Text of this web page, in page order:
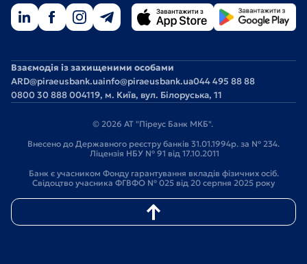
Взаємодія із захищеними особами
ARD@piraeusbank.uainfo@piraeusbank.ua044 495 88 88
0800 30 888 004119, м. Київ, вул. Білоруська, 11
© 2026 АТ "Піреус Банк МКБ".
Внесено до Державного реєстру банків 31.01.1994р. за № 234.
Ліцензія НБУ № 91 від 17.10.2011
Банк є учасником Фонду гарантування вкладів фізичних осіб.
Свідоцтво учасника ФГВФО № 025 від 20 серпня 2025 року